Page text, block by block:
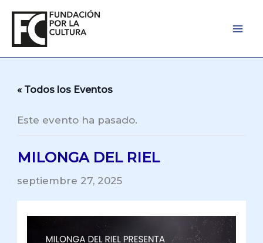
contenido
« Todos los Eventos
Este evento ha pasado.
MILONGA DEL RIEL
septiembre 27, 2025